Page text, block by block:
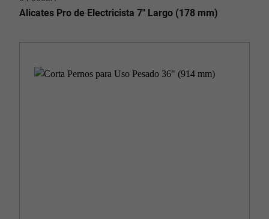
Alicates Pro de Electricista 7" Largo (178 mm)